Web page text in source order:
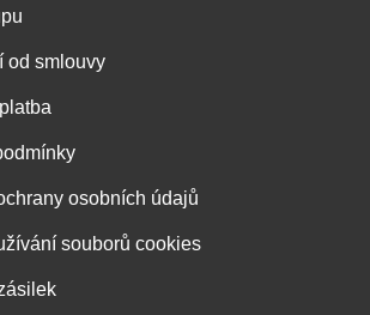
od smlouvy
osobních údajů
souborů cookies